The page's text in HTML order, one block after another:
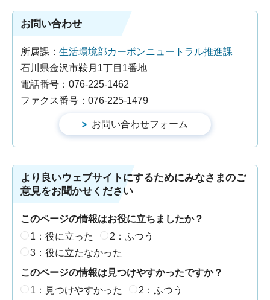
お問い合わせ
所属課： 生活環境部カーボンニュートラル推進課
石川県金沢市鞍月1丁目1番地
電話番号：076-225-1462
ファクス番号：076-225-1479
より良いウェブサイトにするためにみなさまのご
意見をお聞かせください
このページの情報はお役に立ちましたか？
1：役に立った
2：ふつう
3：役に立たなかった
このページの情報は見つけやすかったですか？
1：見つけやすかった
2：ふつう